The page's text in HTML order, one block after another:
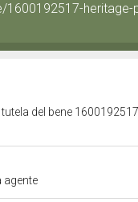
del bene
agente